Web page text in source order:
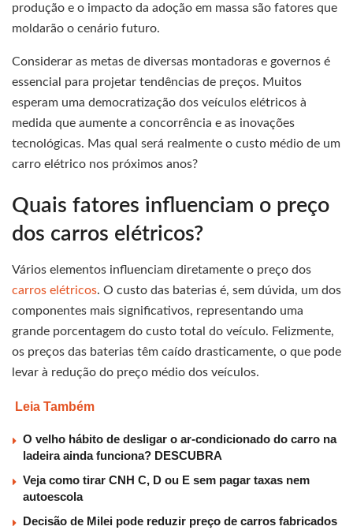
produção e o impacto da adoção em massa são fatores que
moldarão o cenário futuro.
Considerar as metas de diversas montadoras e governos é
essencial para projetar tendências de preços. Muitos
esperam uma democratização dos veículos elétricos à
medida que aumente a concorrência e as inovações
tecnológicas. Mas qual será realmente o custo médio de um
carro elétrico nos próximos anos?
Quais fatores influenciam o preço
dos carros elétricos?
Vários elementos influenciam diretamente o preço dos
carros elétricos. O custo das baterias é, sem dúvida, um dos
componentes mais significativos, representando uma
grande porcentagem do custo total do veículo. Felizmente,
os preços das baterias têm caído drasticamente, o que pode
levar à redução do preço médio dos veículos.
Leia Também
O velho hábito de desligar o ar-condicionado do carro na
ladeira ainda funciona? DESCUBRA
Veja como tirar CNH C, D ou E sem pagar taxas nem
autoescola
Decisão de Milei pode reduzir preço de carros fabricados